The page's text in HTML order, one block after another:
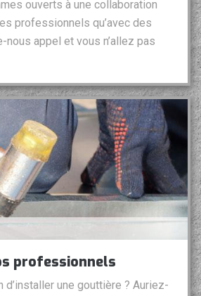
ouverts à une collaboration
professionnels qu’avec des
nous appel et vous n’allez pas
professionnels
une gouttière ? Auriez-